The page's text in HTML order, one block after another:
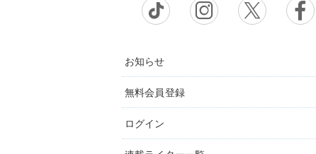
お知らせ
無料会員登録
ログイン